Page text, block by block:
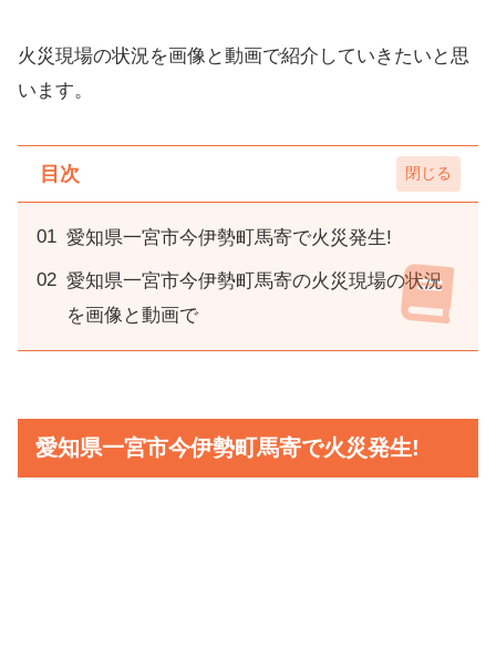
火災現場の状況を画像と動画で紹介していきたいと思
います。
目次
愛知県一宮市今伊勢町馬寄で火災発生!
愛知県一宮市今伊勢町馬寄の火災現場の状況
を画像と動画で
愛知県一宮市今伊勢町馬寄で火災発生!